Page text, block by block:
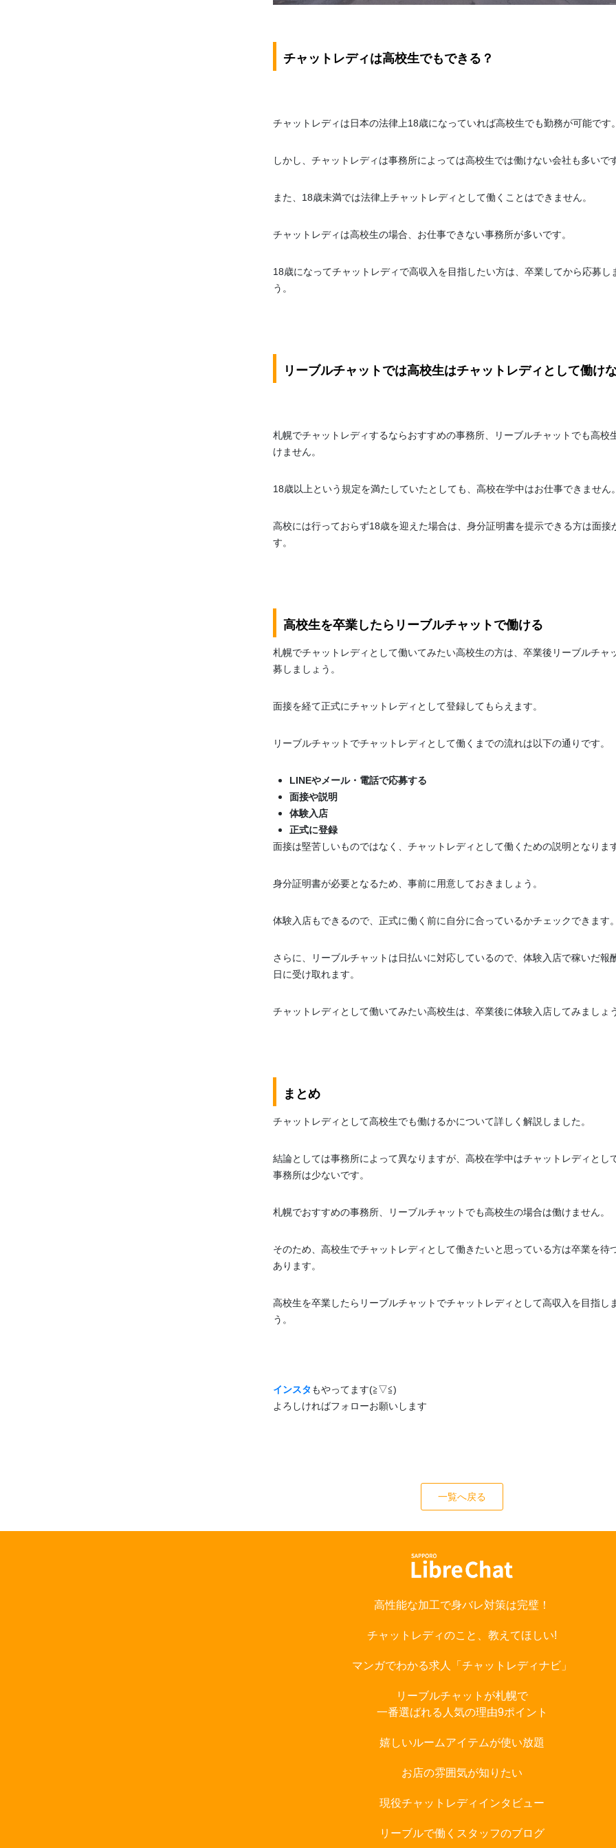
チャットレディは高校生でもできる？
チャットレディは日本の法律上18歳になっていれば高校生でも勤務が可能です。
しかし、チャットレディは事務所によっては高校生では働けない会社も多いです
また、18歳未満では法律上チャットレディとして働くことはできません。
チャットレディは高校生の場合、お仕事できない事務所が多いです。
18歳になってチャットレディで高収入を目指したい方は、卒業してから応募し
う。
リーブルチャットでは高校生はチャットレディとして働け
札幌でチャットレディするならおすすめの事務所、リーブルチャットでも高校
けません。
18歳以上という規定を満たしていたとしても、高校在学中はお仕事できません。
高校には行っておらず18歳を迎えた場合は、身分証明書を提示できる方は面接
す。
高校生を卒業したらリーブルチャットで働ける
札幌でチャットレディとして働いてみたい高校生の方は、卒業後リーブルチャ
募しましょう。
面接を経て正式にチャットレディとして登録してもらえます。
リーブルチャットでチャットレディとして働くまでの流れは以下の通りです。
LINEやメール・電話で応募する
面接や説明
体験入店
正式に登録
面接は堅苦しいものではなく、チャットレディとして働くための説明となります
身分証明書が必要となるため、事前に用意しておきましょう。
体験入店もできるので、正式に働く前に自分に合っているかチェックできます。
さらに、リーブルチャットは日払いに対応しているので、体験入店で稼いだ報
日に受け取れます。
チャットレディとして働いてみたい高校生は、卒業後に体験入店してみましょう
まとめ
チャットレディとして高校生でも働けるかについて詳しく解説しました。
結論としては事務所によって異なりますが、高校在学中はチャットレディとし
事務所は少ないです。
札幌でおすすめの事務所、リーブルチャットでも高校生の場合は働けません。
そのため、高校生でチャットレディとして働きたいと思っている方は卒業を待
あります。
高校生を卒業したらリーブルチャットでチャットレディとして高収入を目指し
う。
インスタ もやってます(≧▽≦)
よろしければフォローお願いします
一覧へ戻る
高性能な加工で身バレ対策は完璧！
チャットレディのこと、教えてほしい!
マンガでわかる求人「チャットレディナビ」
リーブルチャットが札幌で
一番選ばれる人気の理由9ポイント
嬉しいルームアイテムが使い放題
お店の雰囲気が知りたい
現役チャットレディインタビュー
リーブルで働くスタッフのブログ